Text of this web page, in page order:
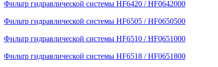
Фильтр гидравлической системы HF6420 / HF0642000
Фильтр гидравлической системы HF6505 / HF0650500
Фильтр гидравлической системы HF6510 / HF0651000
Фильтр гидравлической системы HF6518 / HF0651800